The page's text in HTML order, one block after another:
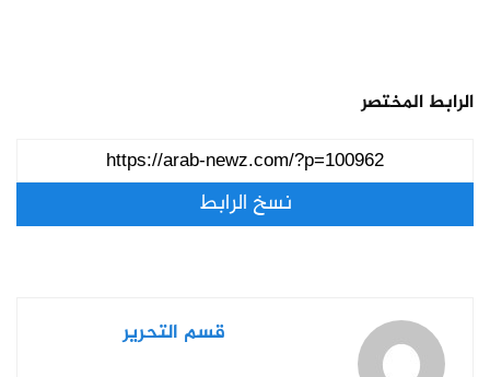
الرابط المختصر
نسخ الرابط
قسم التحرير